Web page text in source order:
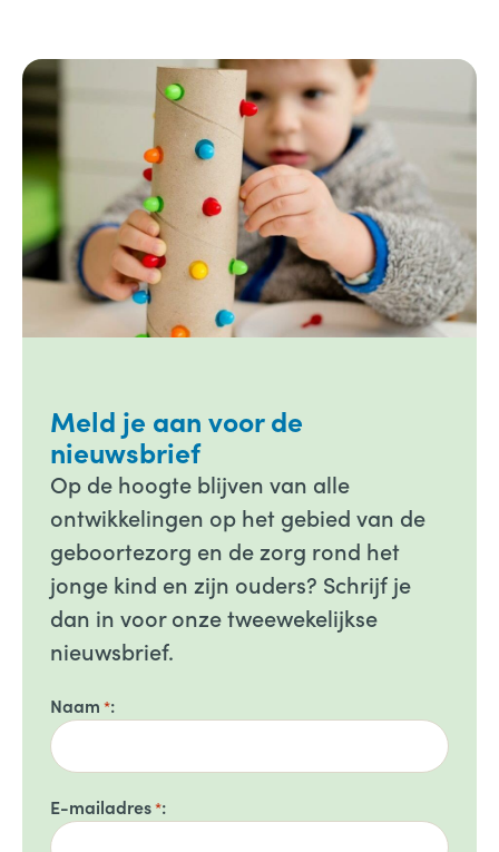
Meld je aan voor de
nieuwsbrief
Op de hoogte blijven van alle
ontwikkelingen op het gebied van de
geboortezorg en de zorg rond het
jonge kind en zijn ouders? Schrijf je
dan in voor onze tweewekelijkse
nieuwsbrief.
Naam *
E-mailadres*